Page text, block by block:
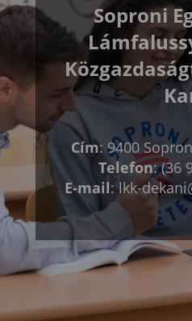
Soproni
Cím: 9400
Telefon: (36
E-mail:lkk-